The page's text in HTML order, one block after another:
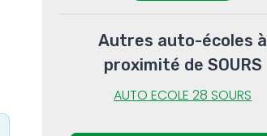
Autres auto-écoles à
proximité de SOURS
AUTO ECOLE 28 SOURS